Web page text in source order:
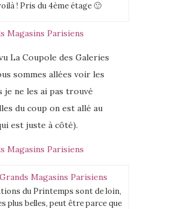
! Pris du 4ème étage 🙂
La Coupole des Galeries
sommes allées voir les
je ne les ai pas trouvé
du coup on est allé au
est juste à côté).
du Printemps sont de loin,
plus belles, peut être parce que